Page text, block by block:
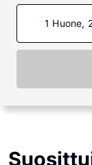
1 Huone,